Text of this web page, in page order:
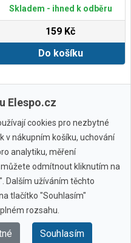
Skladem - ihned k odběru
159 Kč
Do košíku
další
Elespo.cz
cookies pro nezbytné
v nákupním košíku, uchování
analytiku, měření
odmítnout kliknutím na
Dalším užíváním těchto
tlačítko "Souhlasím"
rozsahu.
Souhlasím